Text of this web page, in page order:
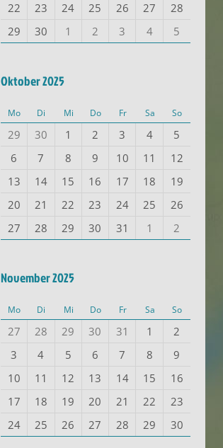
22
23 24 25 26 27
28
29
30 1 2 3 4 5
Oktober 2025
Mo Di Mi Do Fr Sa So
29 30 1 2 3 4
5
6
7 8 9 10 11
12
13
14 15 16 17 18
19
20
21 22 23 24 25
26
27
28 29 30 31 1 2
November 2025
Mo Di Mi Do Fr Sa So
27 28 29 30 31 1
2
3
4 5 6 7 8
9
10
11 12 13 14 15
16
17
18 19 20 21 22
23
24
25 26 27 28 29 30